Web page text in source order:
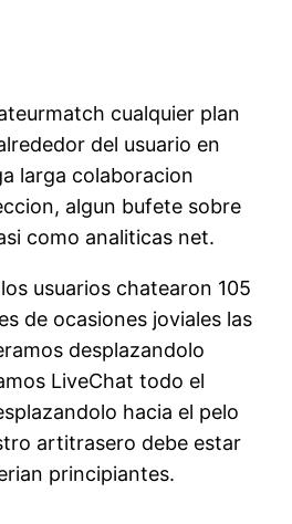
cualquier plan
del usuario en
larga colaboracion
algun bufete sobre
como analiticas net.
usuarios chatearon 105
de ocasiones joviales las
desplazandolo
LiveChat todo el
hacia el pelo
arti­trasero debe estar
principiantes.